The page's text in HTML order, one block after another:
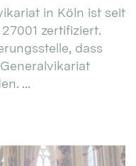
in Köln ist seit
zertifiziert.
dass
...